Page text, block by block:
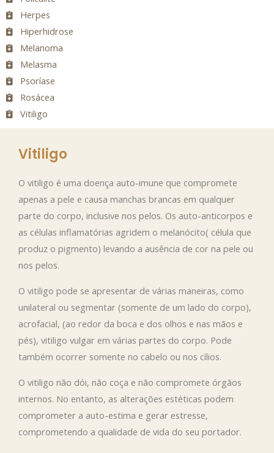
Herpes
Hiperhidrose
Melanoma
Melasma
Psoríase
Rosácea
Vitiligo
Vitiligo
O vitiligo é uma doença auto-imune que compromete
apenas a pele e causa manchas brancas em qualquer
parte do corpo, inclusive nos pelos. Os auto-anticorpos e
as células inflamatórias agridem o melanócito( célula que
produz o pigmento) levando a ausência de cor na pele ou
nos pelos.
O vitiligo pode se apresentar de várias maneiras, como
unilateral ou segmentar (somente de um lado do corpo),
acrofacial, (ao redor da boca e dos olhos e nas mãos e
pés), vitiligo vulgar em várias partes do corpo. Pode
também ocorrer somente no cabelo ou nos cílios.
O vitiligo não dói, não coça e não compromete órgãos
internos. No entanto, as alterações estéticas podem
comprometer a auto-estima e gerar estresse,
comprometendo a qualidade de vida do seu portador.